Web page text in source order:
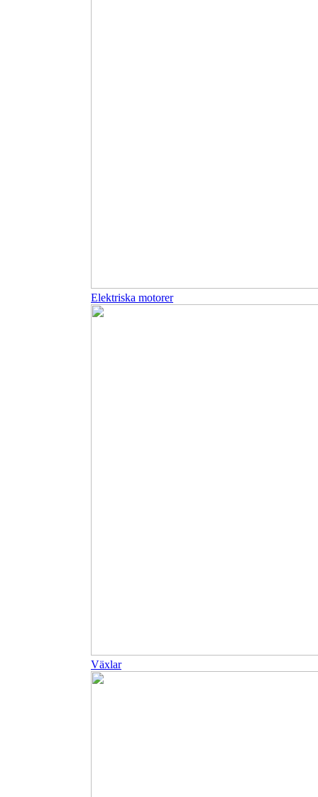
Elektriska motorer
Växlar